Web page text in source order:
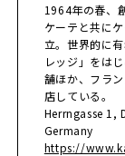
1964年の春、
ケーテと共に
立。世界的に
レッジ」をは
舗ほか、フラ
店している。
Herrngasse 1,
Germany
https://